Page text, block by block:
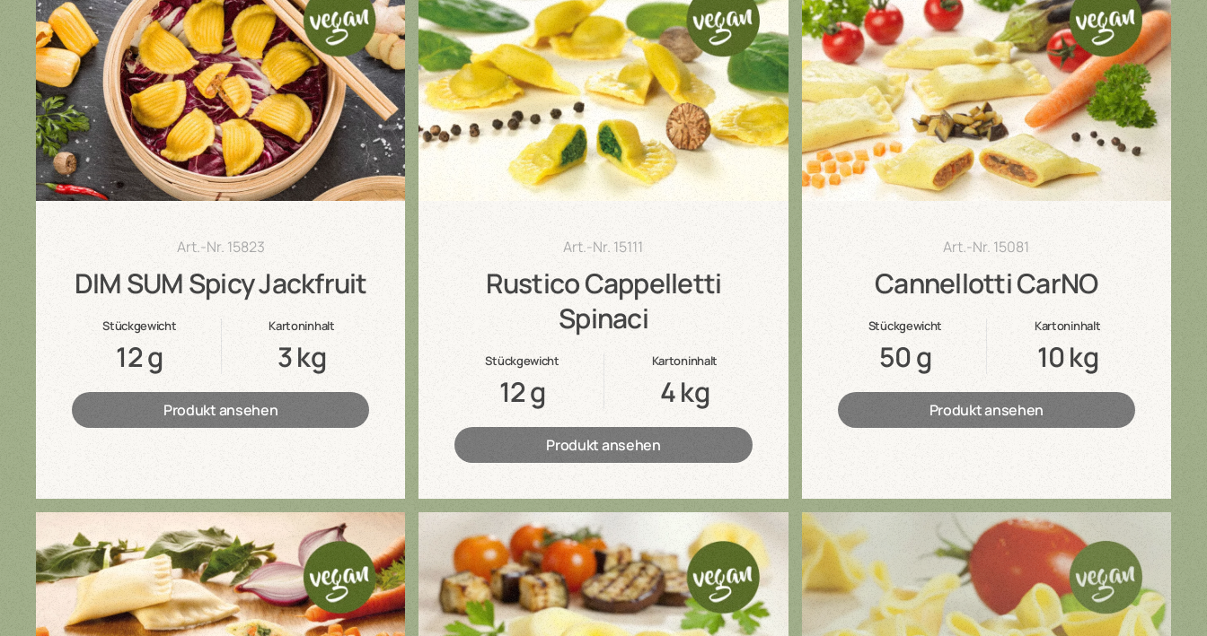
Art.-Nr. 15823
DIM SUM Spicy Jackfruit
Stückgewicht
12 g
Kartoninhalt
3 kg
Produkt ansehen
Art.-Nr. 15111
Rustico Cappelletti
Spinaci
Stückgewicht
12 g
Kartoninhalt
4 kg
Produkt ansehen
Art.-Nr. 15081
Cannellotti CarNO
Stückgewicht
50 g
Kartoninhalt
10 kg
Produkt ansehen